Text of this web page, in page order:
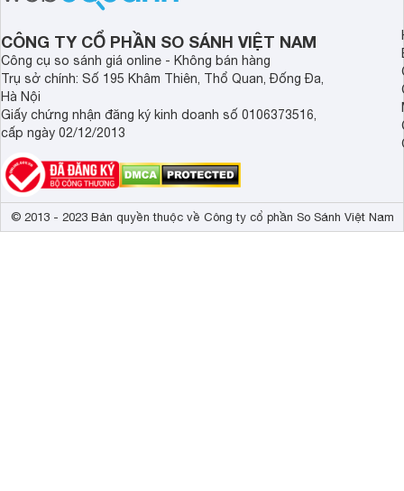
dùng đang tìm kiếm một mẫu máy rửa
bát cao cấp.
CÔNG TY CỔ PHẦN SO SÁNH VIỆT NAM
Công cụ so sánh giá online - Không bán hàng
Trụ sở chính: Số 195 Khâm Thiên, Thổ Quan, Đống Đa,
Hà Nội
Giấy chứng nhận đăng ký kinh doanh số 0106373516,
cấp ngày 02/12/2013
© 2013 - 2023 Bản quyền thuộc về Công ty cổ phần So Sánh Việt Nam